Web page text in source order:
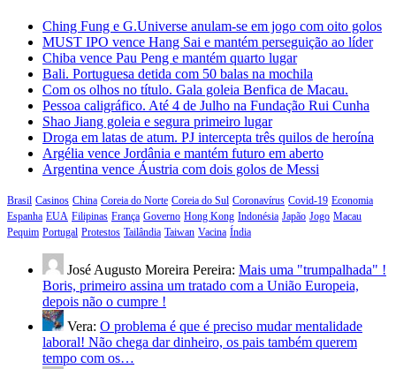
Ching Fung e G.Universe anulam-se em jogo com oito golos
MUST IPO vence Hang Sai e mantém perseguição ao líder
Chiba vence Pau Peng e mantém quarto lugar
Bali. Portuguesa detida com 50 balas na mochila
Com os olhos no título. Gala goleia Benfica de Macau.
Pessoa caligráfico. Até 4 de Julho na Fundação Rui Cunha
Shao Jiang goleia e segura primeiro lugar
Droga em latas de atum. PJ intercepta três quilos de heroína
Argélia vence Jordânia e mantém futuro em aberto
Argentina vence Áustria com dois golos de Messi
Brasil Casinos China Coreia do Norte Coreia do Sul Coronavírus Covid-19 Economia
Espanha EUA Filipinas França Governo Hong Kong Indonésia Japão Jogo Macau
Pequim Portugal Protestos Tailândia Taiwan Vacina Índia
José Augusto Moreira Pereira: Mais uma "trumpalhada" !
Boris, primeiro assina um tratado com a União Europeia,
depois não o cumpre !
Vera: O problema é que é preciso mudar mentalidade
laboral! Não chega dar dinheiro, os pais também querem
tempo com os…